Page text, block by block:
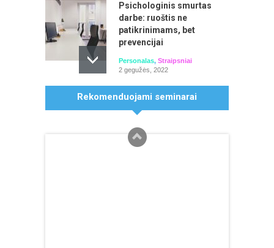
Psichologinis smurtas
darbe: ruoštis ne
patikrinimams, bet
prevencijai
Personalas, Straipsniai
2 gegužės, 2022
Mobingas: patarimai, kaip
jį nustatyti, įrodyti ir
Personalas
Rekomenduojami seminarai
Asmens duomenų apsauga 2026 m.:
naujausi BDAR išaiškinimai